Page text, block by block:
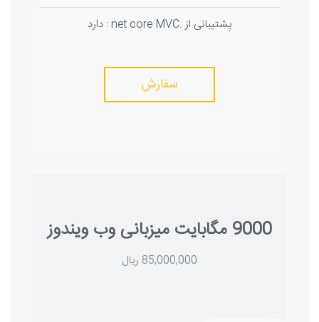
پشتیبانی از .net core MVC : دارد
سفارش
9000 مگابایت میزبانی وب ویندوز
85,000,000 ریال